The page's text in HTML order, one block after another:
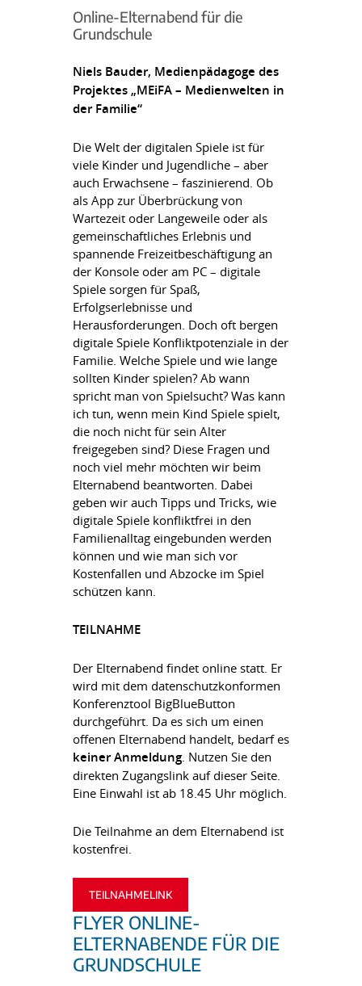
Online-Elternabend für die
Grundschule
Niels Bauder, Medienpädagoge des
Projektes „MEiFA – Medienwelten in
der Familie“
Die Welt der digitalen Spiele ist für
viele Kinder und Jugendliche – aber
auch Erwachsene – faszinierend. Ob
als App zur Überbrückung von
Wartezeit oder Langeweile oder als
gemeinschaftliches Erlebnis und
spannende Freizeitbeschäftigung an
der Konsole oder am PC – digitale
Spiele sorgen für Spaß,
Erfolgserlebnisse und
Herausforderungen. Doch oft bergen
digitale Spiele Konfliktpotenziale in der
Familie. Welche Spiele und wie lange
sollten Kinder spielen? Ab wann
spricht man von Spielsucht? Was kann
ich tun, wenn mein Kind Spiele spielt,
die noch nicht für sein Alter
freigegeben sind? Diese Fragen und
noch viel mehr möchten wir beim
Elternabend beantworten. Dabei
geben wir auch Tipps und Tricks, wie
digitale Spiele konfliktfrei in den
Familienalltag eingebunden werden
können und wie man sich vor
Kostenfallen und Abzocke im Spiel
schützen kann.
TEILNAHME
Der Elternabend findet online statt. Er
wird mit dem datenschutzkonformen
Konferenztool BigBlueButton
durchgeführt. Da es sich um einen
offenen Elternabend handelt, bedarf es
keiner Anmeldung. Nutzen Sie den
direkten Zugangslink auf dieser Seite.
Eine Einwahl ist ab 18.45 Uhr möglich.
Die Teilnahme an dem Elternabend ist
kostenfrei.
TEILNAHMELINK
FLYER ONLINE-
ELTERNABENDE FÜR DIE
GRUNDSCHULE